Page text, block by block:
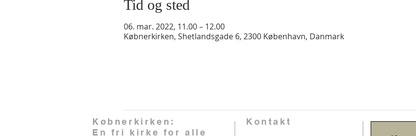
Tid og sted
06. mar. 2022, 11.00 – 12.00
Købnerkirken, Shetlandsgade 6, 2300 København, Danmark
Købnerkirken:
En fri kirke for alle
Kontakt